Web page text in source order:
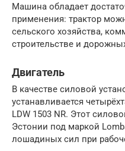
Машина обладает
применения: трактор
сельского хозяйства,
строительстве и
Двигатель
В качестве силовой
устанавливается
LDW 1503 NR. Этот
Эстонии под маркой
лошадиных сил при